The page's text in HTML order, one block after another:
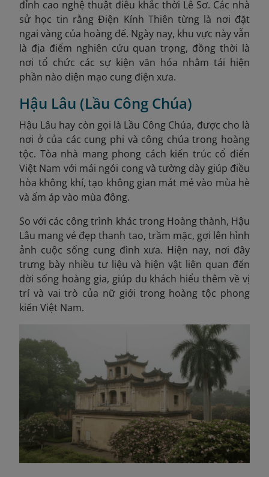
đỉnh cao nghệ thuật điêu khắc thời Lê Sơ. Các nhà
sử học tin rằng Điện Kính Thiên từng là nơi đặt
ngai vàng của hoàng đế. Ngày nay, khu vực này vẫn
là địa điểm nghiên cứu quan trọng, đồng thời là
nơi tổ chức các sự kiện văn hóa nhằm tái hiện
phần nào diện mạo cung điện xưa.
Hậu Lâu (Lầu Công Chúa)
Hậu Lâu hay còn gọi là Lầu Công Chúa, được cho là
nơi ở của các cung phi và công chúa trong hoàng
tộc. Tòa nhà mang phong cách kiến trúc cổ điển
Việt Nam với mái ngói cong và tường dày giúp điều
hòa không khí, tạo không gian mát mẻ vào mùa hè
và ấm áp vào mùa đông.
So với các công trình khác trong Hoàng thành, Hậu
Lâu mang vẻ đẹp thanh tao, trầm mặc, gợi lên hình
ảnh cuộc sống cung đình xưa. Hiện nay, nơi đây
trưng bày nhiều tư liệu và hiện vật liên quan đến
đời sống hoàng gia, giúp du khách hiểu thêm về vị
trí và vai trò của nữ giới trong hoàng tộc phong
kiến Việt Nam.